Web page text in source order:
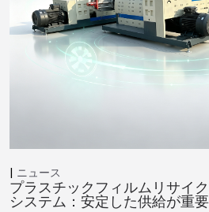
ニュース
プラスチックフィルムリサイ
システム：安定した供給が重